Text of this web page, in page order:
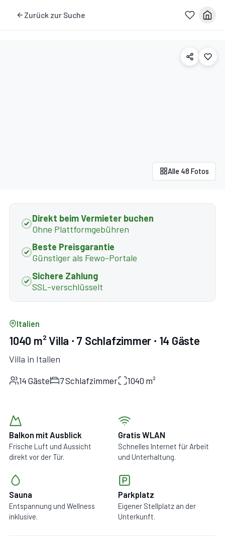
Zurück zur Suche
Alle 48 Fotos
Direkt beim Vermieter buchen
Ohne Plattformgebühren
Beste Preisgarantie
Günstiger als Fewo-Portale
Sichere Zahlung
SSL-verschlüsselt
Italien
1040 m² Villa ∙ 7 Schlafzimmer ∙ 14 Gäste
Villa in Italien
14 Gäste 7 Schlafzimmer 1040 m²
Balkon mit Ausblick
Frische Luft und Aussicht
direkt vor der Tür.
Gratis WLAN
Schnelles Internet für Arbeit
und Unterhaltung.
Sauna
Entspannung und Wellness
inklusive.
Parkplatz
Eigener Stellplatz an der
Unterkunft.